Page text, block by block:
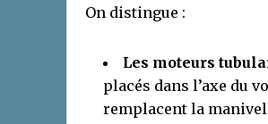
On distingue :
Les moteurs
placés dans l’axe du
remplacent la